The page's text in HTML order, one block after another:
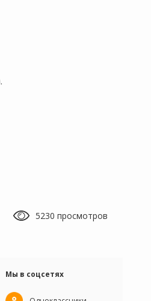
5230 просмотров
Мы в соцсетях